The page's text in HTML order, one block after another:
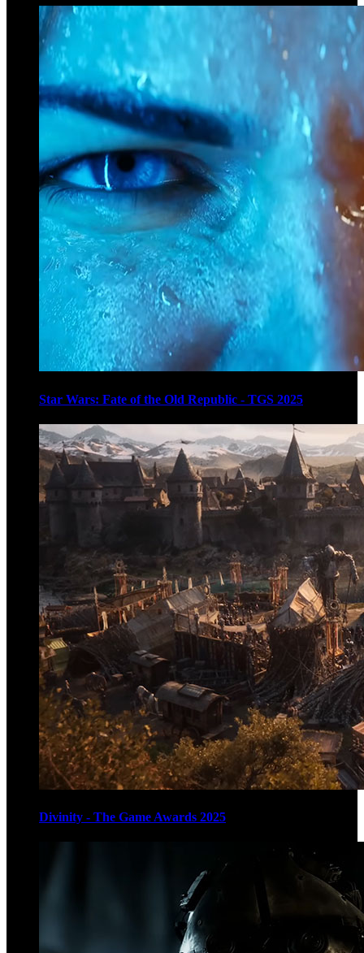
Star Wars: Fate of the Old Republic - TGS 2025
Divinity - The Game Awards 2025